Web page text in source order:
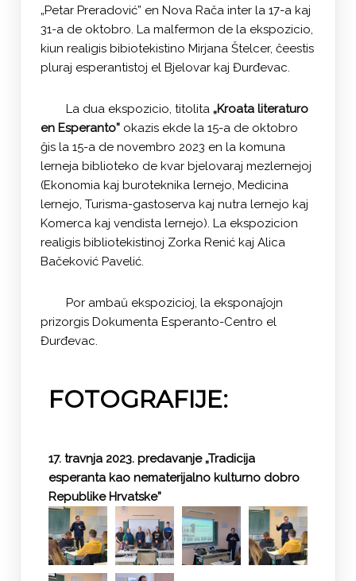
„Petar Preradović” en Nova Rača inter la 17-a kaj
31-a de oktobro. La malfermon de la ekspozicio,
kiun realigis bibiotekistino Mirjana Štelcer, ĉeestis
pluraj esperantistoj el Bjelovar kaj Đurđevac.
La dua ekspozicio, titolita „Kroata literaturo
en Esperanto” okazis ekde la 15-a de oktobro
ĝis la 15-a de novembro 2023 en la komuna
lerneja biblioteko de kvar bjelovaraj mezlernejoj
(Ekonomia kaj buroteknika lernejo, Medicina
lernejo, Turisma-gastoserva kaj nutra lernejo kaj
Komerca kaj vendista lernejo). La ekspozicion
realigis bibliotekistinoj Zorka Renić kaj Alica
Bačeković Pavelić.
Por ambaŭ ekspozicioj, la eksponaĵojn
prizorgis Dokumenta Esperanto-Centro el
Đurđevac.
FOTOGRAFIJE:
17. travnja 2023. predavanje „Tradicija
esperanta kao nematerijalno kulturno dobro
Republike Hrvatske”